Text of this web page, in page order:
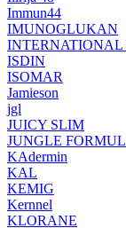
Immun44
IMUNOGLUKAN
INTERNATIONAL
ISDIN
ISOMAR
Jamieson
jgl
JUICY SLIM
JUNGLE
KAdermin
KAL
KEMIG
Kernnel
KLORANE